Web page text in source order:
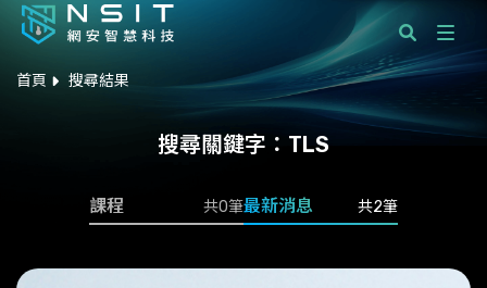
首頁 搜尋結果
搜尋關鍵字： TLS
課程 共0筆最新消息 共2筆